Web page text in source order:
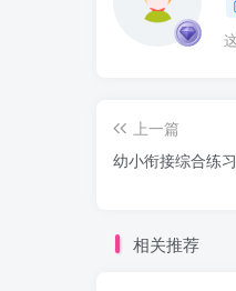
上一篇
幼小衔接综合练
相关推荐